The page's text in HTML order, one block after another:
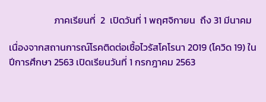
ภาคเรียนที่ 2 เปิดวันที่ 1 พฤศจิกายน ถึง 31 มีนาคม
เนื่องจากสถานการณ์โรคติดต่อเชื้อไวรัสโคโรนา 2019 (โควิด 19) ใน
ปีการศึกษา 2563 เปิดเรียนวันที่ 1 กรกฎาคม 2563